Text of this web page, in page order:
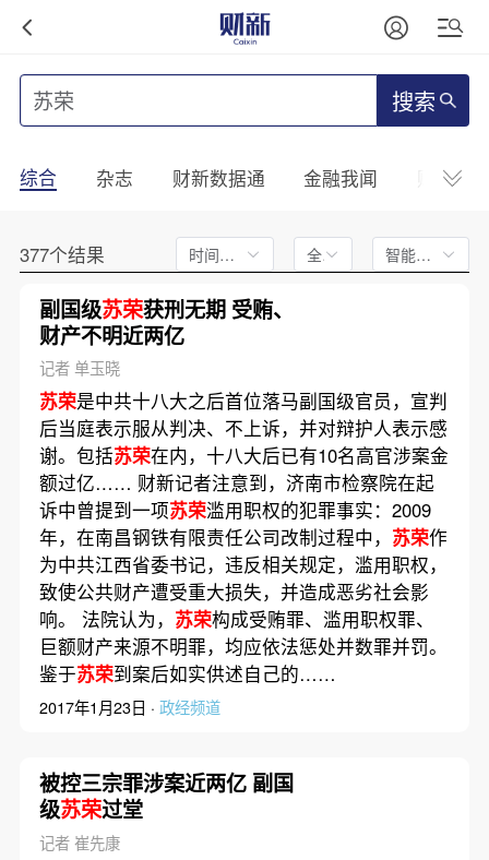
搜索
综合 杂志 财新数据通 金融我闻 财新
377个结果 时间不限 全文 智能排序
副国级苏荣获刑无期 受贿、
财产不明近两亿
记者 单玉晓
苏荣是中共十八大之后首位落马副国级官员，宣判
后当庭表示服从判决、不上诉，并对辩护人表示感
谢。包括苏荣在内，十八大后已有10名高官涉案金
额过亿…… 财新记者注意到，济南市检察院在起
诉中曾提到一项苏荣滥用职权的犯罪事实：2009
年，在南昌钢铁有限责任公司改制过程中， 苏荣作
为中共江西省委书记，违反相关规定，滥用职权，
致使公共财产遭受重大损失，并造成恶劣社会影
响。 法院认为， 苏荣构成受贿罪、滥用职权罪、
巨额财产来源不明罪，均应依法惩处并数罪并罚。
鉴于苏荣到案后如实供述自己的……
2017年1月23日 · 政经频道
被控三宗罪涉案近两亿 副国
级苏荣过堂
记者 崔先康